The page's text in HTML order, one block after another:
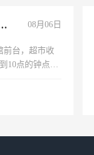
收银员，淘宝客服 08月06日
前台，超市收
10点的钟点